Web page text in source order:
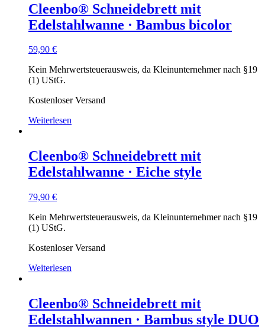
Cleenbo® Schneidebrett mit
Edelstahlwanne · Bambus bicolor
59,90 €
Kein Mehrwertsteuerausweis, da Kleinunternehmer nach §19
(1) UStG.
Kostenloser Versand
Weiterlesen
Cleenbo® Schneidebrett mit
Edelstahlwanne · Eiche style
79,90 €
Kein Mehrwertsteuerausweis, da Kleinunternehmer nach §19
(1) UStG.
Kostenloser Versand
Weiterlesen
Cleenbo® Schneidebrett mit
Edelstahlwannen · Bambus style DUO